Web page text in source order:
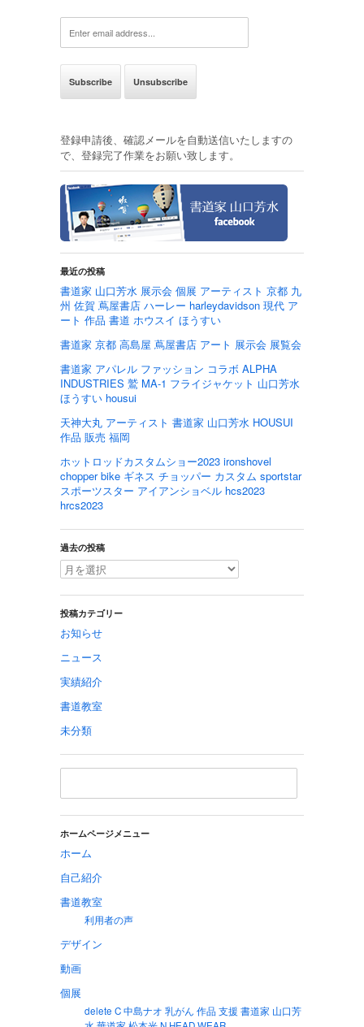
登録申請後、確認メールを自動送信いたしますの
で、登録完了作業をお願い致します。
最近の投稿
書道家 山口芳水 展示会 個展 アーティスト 京都 九
州 佐賀 蔦屋書店 ハーレー harleydavidson 現代 ア
ート 作品 書道 ホウスイ ほうすい
書道家 京都 高島屋 蔦屋書店 アート 展示会 展覧会
書道家 アパレル ファッション コラボ ALPHA
INDUSTRIES 鷲 MA-1 フライジャケット 山口芳水
ほうすい housui
天神大丸 アーティスト 書道家 山口芳水 HOUSUI
作品 販売 福岡
ホットロッドカスタムショー2023 ironshovel
chopper bike ギネス チョッパー カスタム sportstar
スポーツスター アイアンショベル hcs2023
hrcs2023
過去の投稿
投稿カテゴリー
お知らせ
ニュース
実績紹介
書道教室
未分類
ホームページメニュー
ホーム
自己紹介
書道教室
利用者の声
デザイン
動画
個展
delete C 中島ナオ 乳がん 作品 支援 書道家 山口芳